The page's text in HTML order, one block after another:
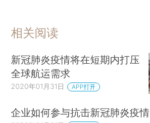
相关阅读
新冠肺炎疫情将在短期内打压
全球航运需求
2020年01月31日 APP打开
企业如何参与抗击新冠肺炎疫情